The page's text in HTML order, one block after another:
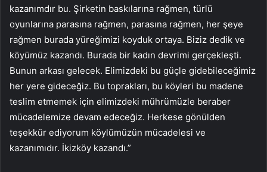
kazanımdır bu. Şirketin baskılarına rağmen, türlü
oyunlarına parasına rağmen, parasına rağmen, her şeye
rağmen burada yüreğimizi koyduk ortaya. Biziz dedik ve
köyümüz kazandı. Burada bir kadın devrimi gerçekleşti.
Bunun arkası gelecek. Elimizdeki bu güçle gidebileceğimiz
her yere gideceğiz. Bu toprakları, bu köyleri bu madene
teslim etmemek için elimizdeki mührümüzle beraber
mücadelemize devam edeceğiz. Herkese gönülden
teşekkür ediyorum köylümüzün mücadelesi ve
kazanımıdır. İkizköy kazandı.”